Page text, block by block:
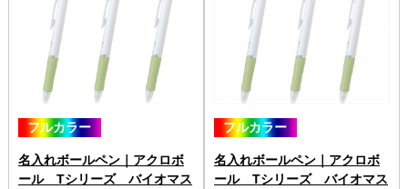
フルカラー
名入れボールペン｜アクロボ
ール Tシリーズ バイオマス
フルカラー
名入れボールペン｜アクロボ
ール Tシリーズ バイオマス